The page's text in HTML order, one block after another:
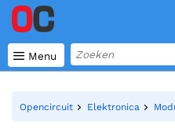
 Menu
Opencircuit Elektronica